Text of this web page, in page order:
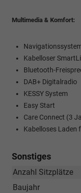
Multimedia & Komfort:
Kabelloser
Bluetooth-
DAB+ Digitalradio
KESSY System
Easy Start
Care Connect (3
Kabelloses Laden
Sonstiges
Anzahl Sitzplätze
Baujahr